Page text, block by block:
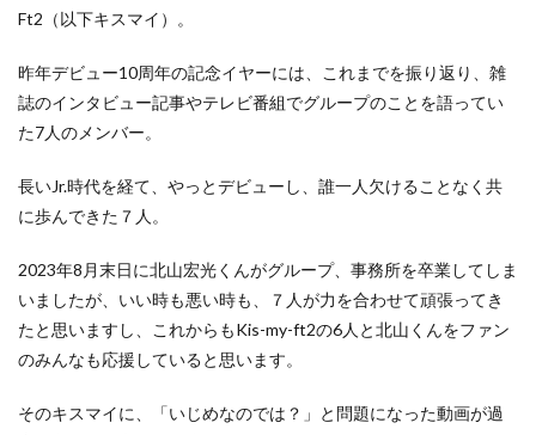
Ft2（以下キスマイ）。
昨年デビュー10周年の記念イヤーには、これまでを振り返り、雑
誌のインタビュー記事やテレビ番組でグループのことを語ってい
た7人のメンバー。
長いJr.時代を経て、やっとデビューし、誰一人欠けることなく共
に歩んできた７人。
2023年8月末日に北山宏光くんがグループ、事務所を卒業してしま
いましたが、いい時も悪い時も、７人が力を合わせて頑張ってき
たと思いますし、これからもKis-my-ft2の6人と北山くんをファン
のみんなも応援していると思います。
そのキスマイに、「いじめなのでは？」と問題になった動画が過